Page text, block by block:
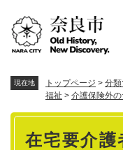
現在地 トップページ > 分
福祉 > 介護保険外
本
在宅要介護